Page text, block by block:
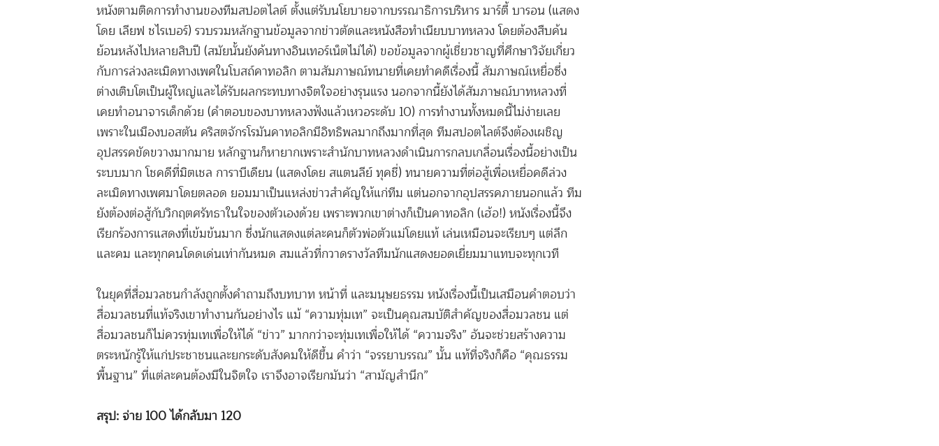
หนังตามติดการทำงานของทีมสปอตไลต์ ตั้งแต่รับนโยบายจากบรรณาธิการบริหาร มาร์ตี้ บารอน (แสดง
โดย เลียฟ ชไรเบอร์) รวบรวมหลักฐานข้อมูลจากข่าวตัดและหนังสือทำเนียบบาทหลวง โดยต้องสืบค้น
ย้อนหลังไปหลายสิบปี (สมัยนั้นยังค้นทางอินเทอร์เน็ตไม่ได้) ขอข้อมูลจากผู้เชี่ยวชาญที่ศึกษาวิจัยเกี่ยว
กับการล่วงละเมิดทางเพศในโบสถ์คาทอลิก ตามสัมภาษณ์ทนายที่เคยทำคดีเรื่องนี้ สัมภาษณ์เหยื่อซึ่ง
ต่างเติบโตเป็นผู้ใหญ่และได้รับผลกระทบทางจิตใจอย่างรุนแรง นอกจากนี้ยังได้สัมภาษณ์บาทหลวงที่
เคยทำอนาจารเด็กด้วย (คำตอบของบาทหลวงฟังแล้วเหวอระดับ 10) การทำงานทั้งหมดนี้ไม่ง่ายเลย
เพราะในเมืองบอสตัน คริสตจักรโรมันคาทอลิกมีอิทธิพลมากถึงมากที่สุด ทีมสปอตไลต์จึงต้องเผชิญ
อุปสรรคขัดขวางมากมาย หลักฐานก็หายากเพราะสำนักบาทหลวงดำเนินการกลบเกลื่อนเรื่องนี้อย่างเป็น
ระบบมาก โชคดีที่มิตเชล การาบีเดียน (แสดงโดย สแตนลีย์ ทุคชี่) ทนายความที่ต่อสู้เพื่อเหยื่อคดีล่วง
ละเมิดทางเพศมาโดยตลอด ยอมมาเป็นแหล่งข่าวสำคัญให้แก่ทีม แต่นอกจากอุปสรรคภายนอกแล้ว ทีม
ยังต้องต่อสู้กับวิกฤตศรัทธาในใจของตัวเองด้วย เพราะพวกเขาต่างก็เป็นคาทอลิก (เฮ้อ!) หนังเรื่องนี้จึง
เรียกร้องการแสดงที่เข้มข้นมาก ซึ่งนักแสดงแต่ละคนก็ตัวพ่อตัวแม่โดยแท้ เล่นเหมือนจะเรียบๆ แต่ลึก
และคม และทุกคนโดดเด่นเท่ากันหมด สมแล้วที่กวาดรางวัลทีมนักแสดงยอดเยี่ยมมาแทบจะทุกเวที
ในยุคที่สื่อมวลชนกำลังถูกตั้งคำถามถึงบทบาท หน้าที่ และมนุษยธรรม หนังเรื่องนี้เป็นเสมือนคำตอบว่า
สื่อมวลชนที่แท้จริงเขาทำงานกันอย่างไร แม้ “ความทุ่มเท” จะเป็นคุณสมบัติสำคัญของสื่อมวลชน แต่
สื่อมวลชนก็ไม่ควรทุ่มเทเพื่อให้ได้ “ข่าว” มากกว่าจะทุ่มเทเพื่อให้ได้ “ความจริง” อันจะช่วยสร้างความ
ตระหนักรู้ให้แก่ประชาชนและยกระดับสังคมให้ดีขึ้น คำว่า “จรรยาบรรณ” นั้น แท้ที่จริงก็คือ “คุณธรรม
พื้นฐาน” ที่แต่ละคนต้องมีในจิตใจ เราจึงอาจเรียกมันว่า “สามัญสำนึก”
สรุป: จ่าย 100 ได้กลับมา 120